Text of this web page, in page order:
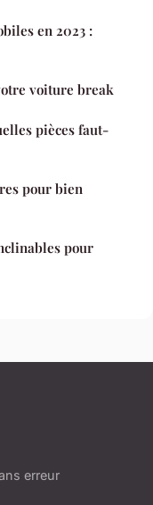
en 2023 :
voiture break
pièces faut-
pour bien
pour
erreur